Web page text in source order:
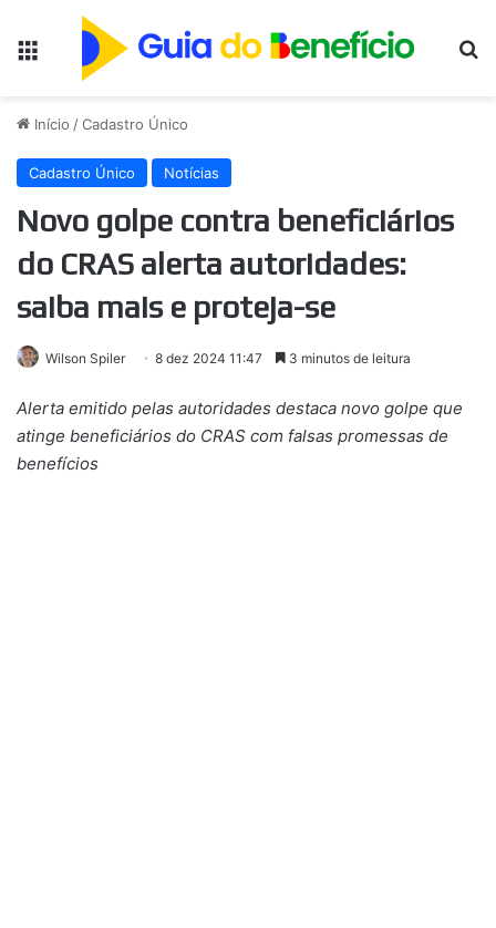
Início /Cadastro Único
Cadastro Único Notícias
Novo golpe contra beneficiários
do CRAS alerta autoridades:
saiba mais e proteja-se
Wilson Spiler 8 dez 2024 11:47 3 minutos de leitura
Alerta emitido pelas autoridades destaca novo golpe que
atinge beneficiários do CRAS com falsas promessas de
benefícios